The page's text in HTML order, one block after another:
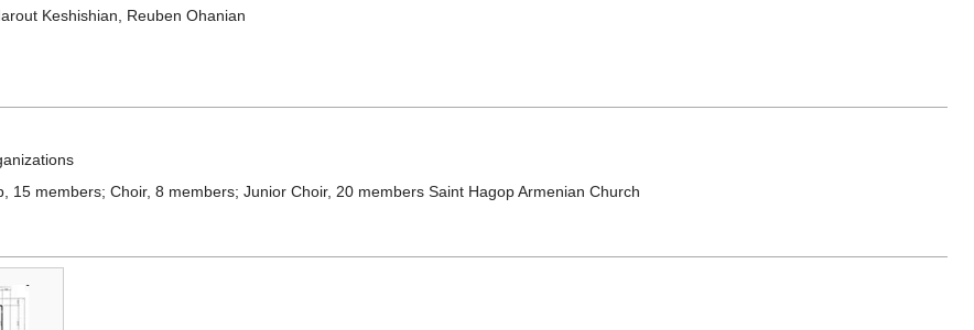
Keshishian, Reuben Ohanian
15 members; Choir, 8 members; Junior Choir, 20 members Saint Hagop Armenian Church